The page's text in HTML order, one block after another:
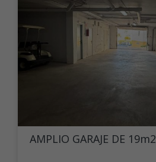
AMPLIO GARAJE DE 19m2